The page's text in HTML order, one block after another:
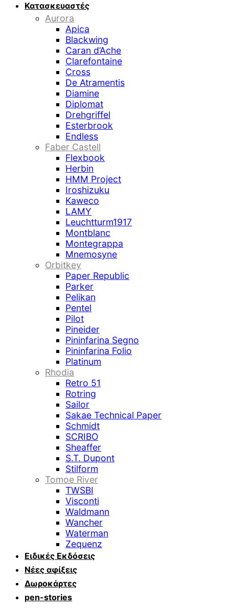
Κατασκευαστές
Aurora
Apica
Blackwing
Caran d’Ache
Clarefontaine
Cross
De Atramentis
Diamine
Diplomat
Drehgriffel
Esterbrook
Endless
Faber Castell
Flexbook
Herbin
HMM Project
Iroshizuku
Kaweco
LAMY
Leuchtturm1917
Montblanc
Montegrappa
Mnemosyne
Orbitkey
Paper Republic
Parker
Pelikan
Pentel
Pilot
Pineider
Pininfarina Segno
Pininfarina Folio
Platinum
Rhodia
Retro 51
Rotring
Sailor
Sakae Technical Paper
Schmidt
SCRIBO
Sheaffer
S.T. Dupont
Stilform
Tomoe River
TWSBI
Visconti
Waldmann
Wancher
Waterman
Zequenz
Ειδικές Εκδόσεις
Νέες αφίξεις
Δωροκάρτες
pen-stories